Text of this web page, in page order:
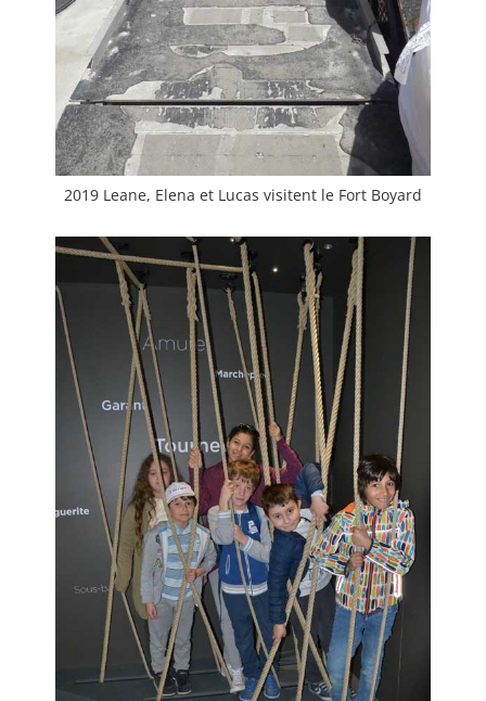
2019 Leane, Elena et Lucas visitent le Fort Boyard